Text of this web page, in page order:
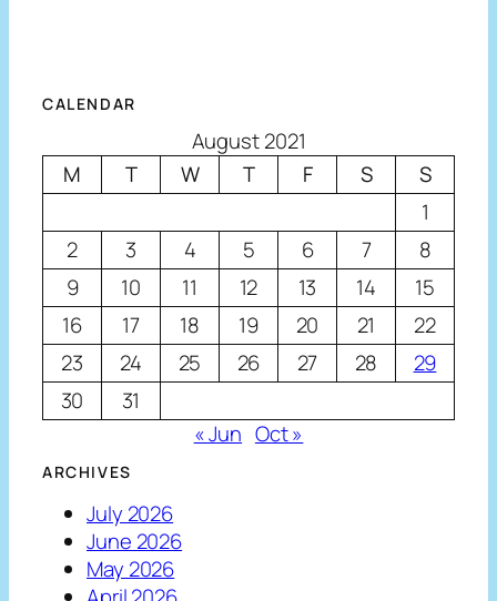
CALENDAR
August 2021
M
T W T F S
S
1
2
3 4 5 6 7
8
9
10 11 12 13 14
15
16
17 18 19 20 21
22
23
24 25 26 27 28
29
30
31
« Jun Oct »
ARCHIVES
July 2026
June 2026
May 2026